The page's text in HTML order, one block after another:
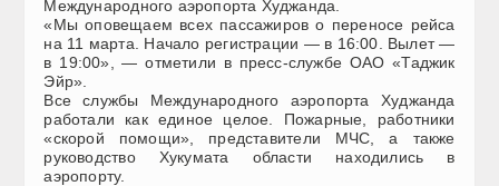
Международного аэропорта Худжанда.
«Мы оповещаем всех пассажиров о переносе рейса
на 11 марта. Начало регистрации — в 16:00. Вылет —
в 19:00», — отметили в пресс-службе ОАО «Таджик
Эйр».
Все службы Международного аэропорта Худжанда
работали как единое целое. Пожарные, работники
«скорой помощи», представители МЧС, а также
руководство Хукумата области находились в
аэропорту.